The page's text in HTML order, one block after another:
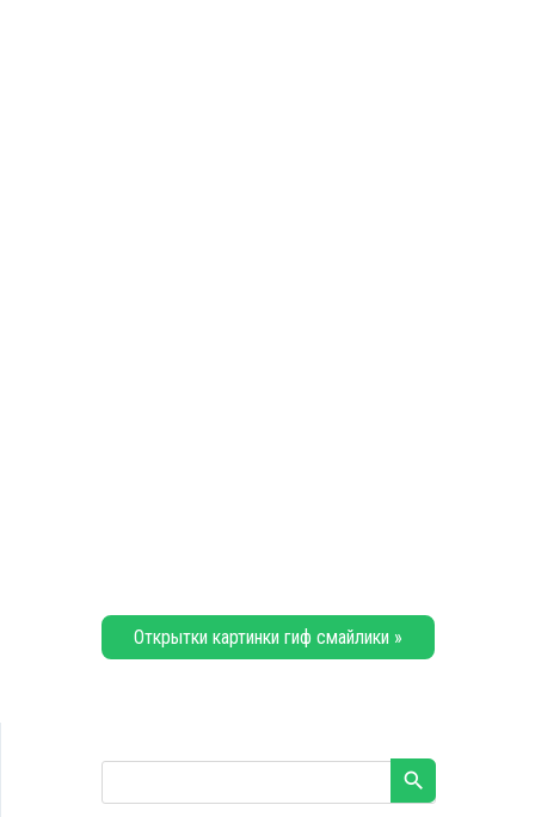
Открытки картинки гиф смайлики »